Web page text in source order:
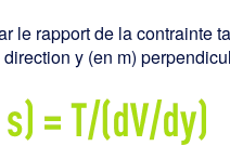
le rapport de la contrainte
y (en m)